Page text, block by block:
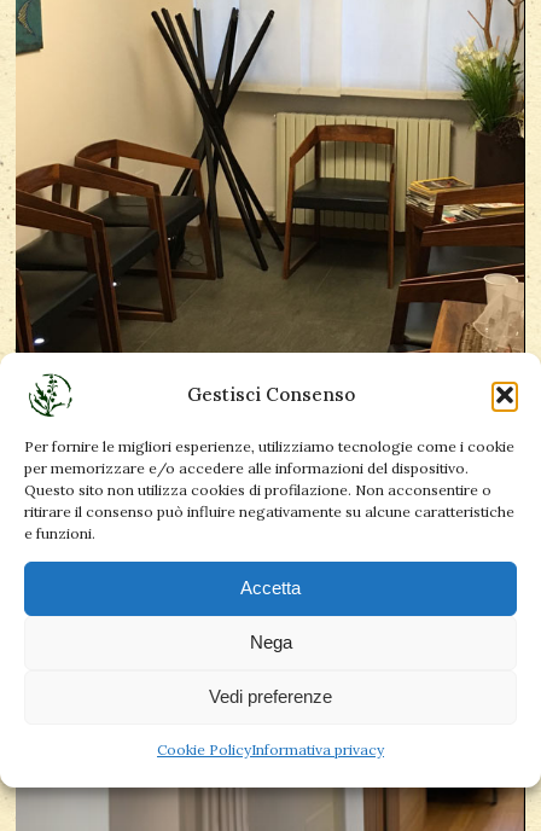
Gestisci Consenso
Per fornire le migliori esperienze, utilizziamo tecnologie come i cookie
per memorizzare e/o accedere alle informazioni del dispositivo.
Questo sito non utilizza cookies di profilazione. Non acconsentire o
ritirare il consenso può influire negativamente su alcune caratteristiche
e funzioni.
Accetta
Nega
Vedi preferenze
Cookie PolicyInformativa privacy